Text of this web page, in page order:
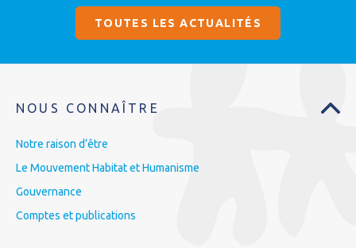
TOUTES LES ACTUALITÉS
NOUS CONNAÎTRE
Notre raison d’être
Le Mouvement Habitat et Humanisme
Gouvernance
Comptes et publications